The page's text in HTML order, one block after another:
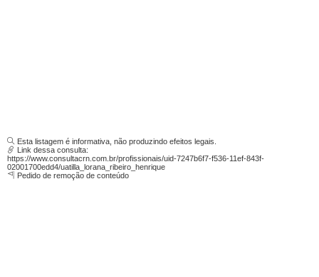
Esta listagem é informativa, não produzindo efeitos legais.
Link dessa consulta:
https://www.consultacrn.com.br/profissionais/uid-7247b6f7-f536-11ef-843f-
02001700edd4/uatilla_lorana_ribeiro_henrique
Pedido de remoção de conteúdo